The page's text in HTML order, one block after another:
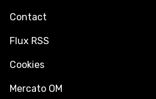
Contact
Flux RSS
Cookies
Mercato OM